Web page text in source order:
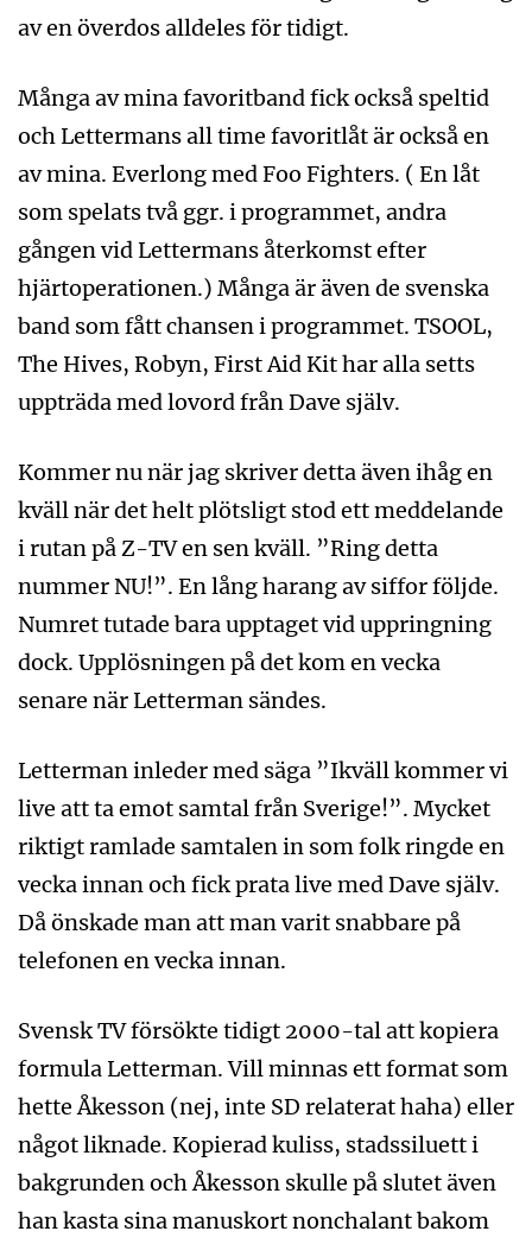
av en överdos alldeles för tidigt.
Många av mina favoritband fick också speltid
och Lettermans all time favoritlåt är också en
av mina. Everlong med Foo Fighters. ( En låt
som spelats två ggr. i programmet, andra
gången vid Lettermans återkomst efter
hjärtoperationen.) Många är även de svenska
band som fått chansen i programmet. TSOOL,
The Hives, Robyn, First Aid Kit har alla setts
uppträda med lovord från Dave själv.
Kommer nu när jag skriver detta även ihåg en
kväll när det helt plötsligt stod ett meddelande
i rutan på Z-TV en sen kväll. ”Ring detta
nummer NU!”. En lång harang av siffor följde.
Numret tutade bara upptaget vid uppringning
dock. Upplösningen på det kom en vecka
senare när Letterman sändes.
Letterman inleder med säga ”Ikväll kommer vi
live att ta emot samtal från Sverige!”. Mycket
riktigt ramlade samtalen in som folk ringde en
vecka innan och fick prata live med Dave själv.
Då önskade man att man varit snabbare på
telefonen en vecka innan.
Svensk TV försökte tidigt 2000-tal att kopiera
formula Letterman. Vill minnas ett format som
hette Åkesson (nej, inte SD relaterat haha) eller
något liknade. Kopierad kuliss, stadssiluett i
bakgrunden och Åkesson skulle på slutet även
han kasta sina manuskort nonchalant bakom